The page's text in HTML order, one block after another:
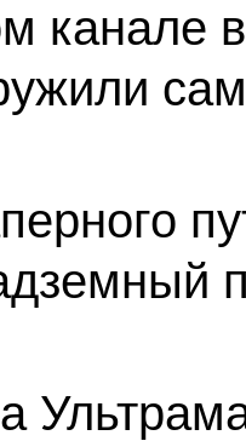
канале